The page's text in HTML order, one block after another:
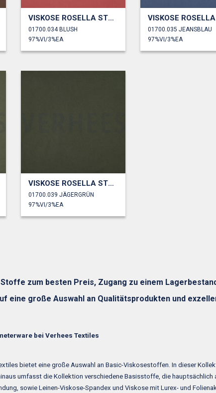
VISKOSE ROSELLA STRETCH
01700.034 BLUSH
97%VI/3%EA
01700.035 JEANSBLAU
97%VI/3%EA
VISKOSE ROSELLA STRETCH
01700.039 JÄGERGRÜN
97%VI/3%EA
zum besten Preis, Zugang zu einem
eine große Auswahl an Qualitätsprodukten und
bei Verhees Textiles
bietet eine große Auswahl an Basic-Viskosestoffen. In dieser
umfasst die Kollektion verschiedene Basisstoffe, die
sowie Leinen-Viskose-Spandex und Viskose mit Lurex- und